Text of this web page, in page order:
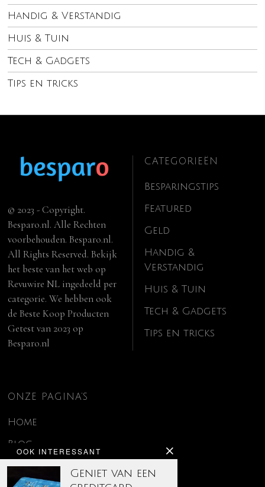
Handig & Verstandig
Huis & Tuin
Tech & Gadgets
Tips en tricks
OOK INTERESSANT
Geniet van een
© 2023 - Copyright.
Besparo.nl. Alle Rechten
voorbehouden. Besparo.nl.
All Rights Reserved. Bekijk
het beste van het web op
Revuwire NL ingedeeld per
categorie. We hebben ook
deBeste Koop Producten
Getest van 2023 op
Besparo.nl
CATEGORIEËN
Besparingstips
Featured
Geld
Handig &
Verstandig
Huis & Tuin
Tech & Gadgets
Tips en tricks
ONZE PAGINA’S
Home
Blog
Contact